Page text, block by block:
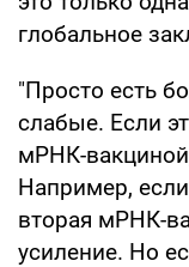
глобальное
"Просто есть
слабые. Если
мРНК-
Например,
вторая мРНК-
усиление. Но